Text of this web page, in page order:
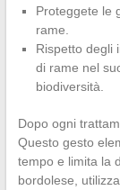
Proteggete le
rame.
Rispetto degli
di rame nel
biodiversità.
Dopo ogni
Questo gesto
tempo e limita la
bordolese,